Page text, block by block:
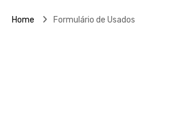
Home Formulário de Usados